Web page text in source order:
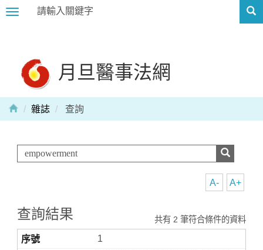
Toggle
月旦醫事法網
雜誌 查詢
A+
A-
查詢結果 共有 2 筆符合條件的資料
1